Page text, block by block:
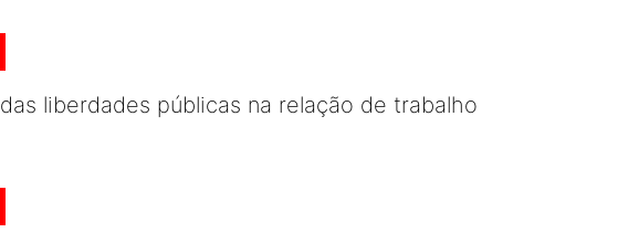
liberdades públicas na relação de trabalho